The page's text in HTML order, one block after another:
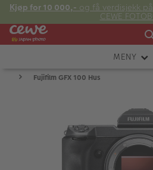
Kjøp for 10 000,- og få verdisjekk
CEWE
E-
MENY
KAMERA
FOTOTILBEHØR
Fujifilm GFX 100 Hus